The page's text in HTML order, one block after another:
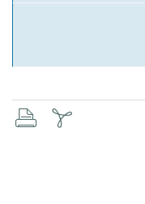
1806 Import
drukujzapisz